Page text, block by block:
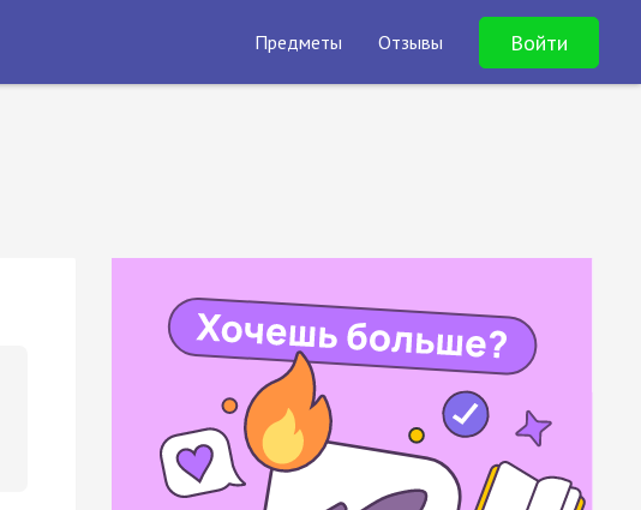
Предметы Отзывы Войти